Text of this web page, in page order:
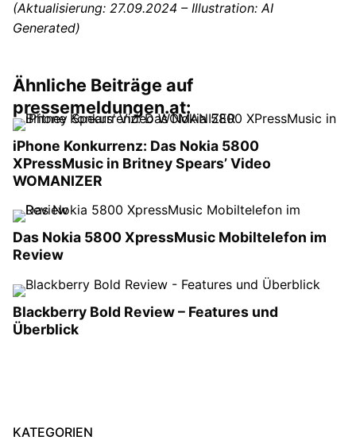
(Aktualisierung: 27.09.2024 – Illustration: AI
Generated)
Ähnliche Beiträge auf
pressemeldungen.at:
iPhone Konkurrenz: Das Nokia 5800
XPressMusic in Britney Spears’ Video
WOMANIZER
Das Nokia 5800 XpressMusic Mobiltelefon im
Review
Blackberry Bold Review – Features und
Überblick
KATEGORIEN